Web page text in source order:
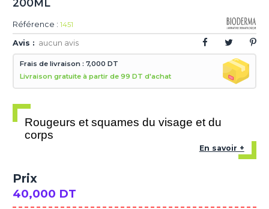
200ML
Référence : 1451
Avis : aucun avis
Frais de livraison : 7,000 DT
Livraison gratuite à partir de 99 DT d'achat
Rougeurs et squames du visage et du
corps
En savoir +
Prix
40,000 DT